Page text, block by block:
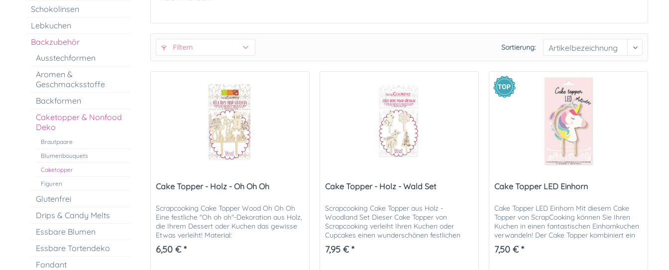
Schokolinsen
Lebkuchen
Backzubehör
Ausstechformen
Aromen &
Geschmacksstoffe
Backformen
Caketopper & Nonfood
Deko
Brautpaare
Blumenbouquets
Caketopper
Figuren
Glutenfrei
Drips & Candy Melts
Essbare Blumen
Essbare Tortendeko
Fondant
Filtern Sortierung:
Cake Topper - Holz - Oh Oh Oh
Scrapcooking Cake Topper Wood Oh Oh Oh
Eine festliche "Oh oh oh"-Dekoration aus Holz,
die Ihrem Dessert oder Kuchen das gewisse
Etwas verleiht! Material:
Lebensmittelgerechtes Holz. Nicht...
6,50 € *
Cake Topper - Holz - Wald Set
Scrapcooking Cake Topper aus Holz -
Woodland Set Dieser Cake Topper von
Scrapcooking verleiht Ihren Kuchen oder
Cupcakes einen wunderschönen festlichen
Waldlook. Auch ideal für Weihnachten oder...
7,95 € *
Cake Topper LED Einhorn
Cake Topper LED Einhorn Mit diesem Cake
Topper von ScrapCooking können Sie Ihren
Kuchen in einen fantastischen Einhornkuchen
verwandeln! Der Cake Topper kombiniert ein
warmes Holzdesign mit einer...
7,50 € *